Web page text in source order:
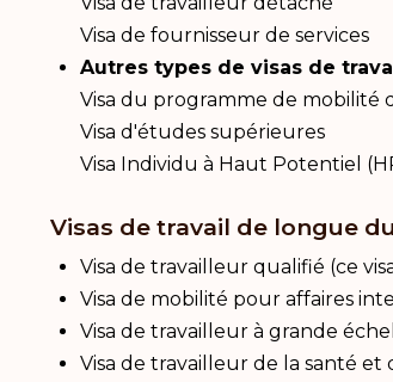
Visa de fournisseur de services
Autres types de visas de
Visa du programme de mobilité
Visa d'études supérieures
Visa Individu à Haut Potentiel
Visas de travail de longue
Visa de travailleur qualifié (ce
Visa de mobilité pour affaires
Visa de travailleur à grande
Visa de travailleur de la santé et